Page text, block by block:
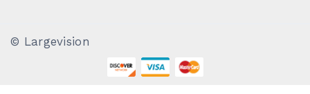
© Largevision